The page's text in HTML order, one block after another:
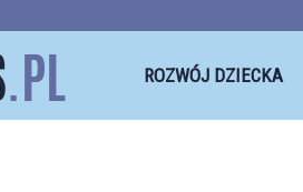
ROZWÓJ DZIECKA